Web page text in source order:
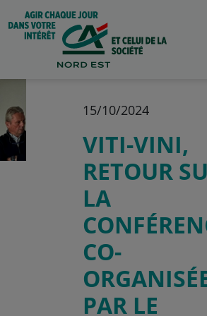
15/10/2024
VITI-VINI,
RETOUR
LA
CO-
PAR LE